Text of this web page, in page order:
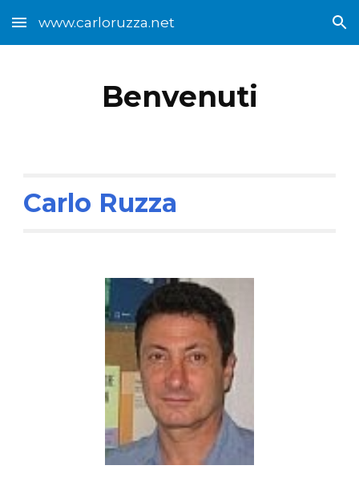
Skip to main content Skip to navigation
www.carloruzza.net
Benvenuti
Carlo Ruzza